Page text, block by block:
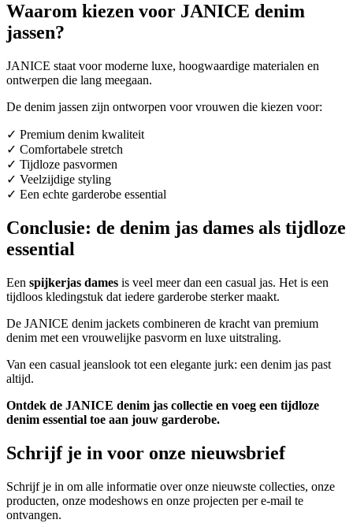
Waarom kiezen voor JANICE denim
jassen?
JANICE staat voor moderne luxe, hoogwaardige materialen en
ontwerpen die lang meegaan.
De denim jassen zijn ontworpen voor vrouwen die kiezen voor:
✓ Premium denim kwaliteit
✓ Comfortabele stretch
✓ Tijdloze pasvormen
✓ Veelzijdige styling
✓ Een echte garderobe essential
Conclusie: de denim jas dames als tijdloze
essential
Een spijkerjas dames is veel meer dan een casual jas. Het is een
tijdloos kledingstuk dat iedere garderobe sterker maakt.
De JANICE denim jackets combineren de kracht van premium
denim met een vrouwelijke pasvorm en luxe uitstraling.
Van een casual jeanslook tot een elegante jurk: een denim jas past
altijd.
Ontdek de JANICE denim jas collectie en voeg een tijdloze
denim essential toe aan jouw garderobe.
Schrijf je in voor onze nieuwsbrief
Schrijf je in om alle informatie over onze nieuwste collecties, onze
producten, onze modeshows en onze projecten per e-mail te
ontvangen.